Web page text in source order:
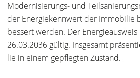
Modernisierungs- und
der Energiekennwert der Immobilie
bessert werden. Der Energieausweis
26.03.2036 gültig. Insgesamt
lie in einem gepflegten Zustand.